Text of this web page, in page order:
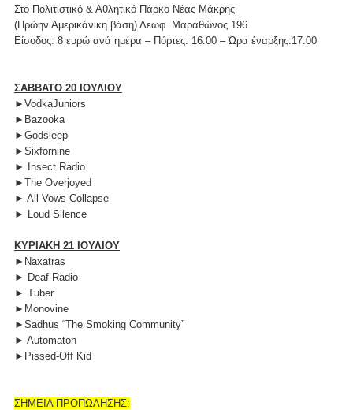
Στο Πολιτιστικό & Αθλητικό Πάρκο Νέας Μάκρης
(Πρώην Αμερικάνικη βάση) Λεωφ. Μαραθώνος 196
Είσοδος: 8 ευρώ ανά ημέρα – Πόρτες: 16:00 – Ώρα έναρξης:17:00
ΣΑΒΒΑΤΟ 20 ΙΟΥΛΙΟΥ
►VodkaJuniors
►Bazooka
►Godsleep
►Sixfornine
► Insect Radio
►The Overjoyed
► All Vows Collapse
► Loud Silence
ΚΥΡΙΑΚΗ 21 ΙΟΥΛΙΟΥ
►Naxatras
► Deaf Radio
► Tuber
►Monovine
►Sadhus “The Smoking Community”
► Automaton
►Pissed-Off Kid
ΣΗΜΕΙΑ ΠΡΟΠΩΛΗΣΗΣ: